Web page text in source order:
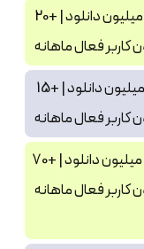
+150 میلیون دانلود | +20
کاربر فعال ماهانه
+100 میلیون دانلود | +15
کاربر فعال ماهانه
+300 میلیون دانلود | +70
کاربر فعال ماهانه